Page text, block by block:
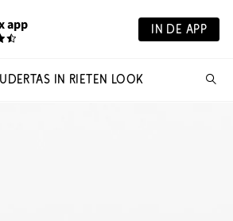
app IN DE APP
IN RIETEN LOOK